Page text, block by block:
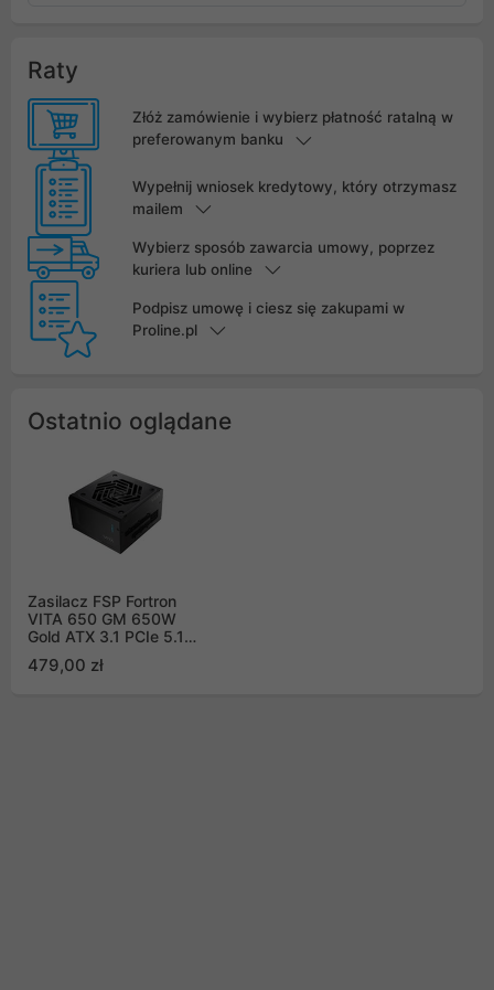
Raty
Złóż zamówienie i wybierz płatność ratalną w
preferowanym banku
Wypełnij wniosek kredytowy, który otrzymasz
mailem
Wybierz sposób zawarcia umowy, poprzez
kuriera lub online
Podpisz umowę i ciesz się zakupami w
Proline.pl
Ostatnio oglądane
Zasilacz FSP Fortron
VITA 650 GM 650W
Gold ATX 3.1 PCIe 5.1
479,00 zł